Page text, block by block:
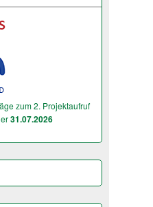
zum 2. Projektaufruf
31.07.2026